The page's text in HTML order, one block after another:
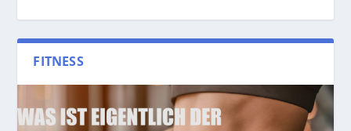
FITNESS